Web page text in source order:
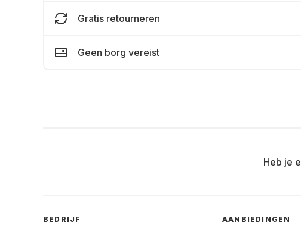
Gratis retourneren
Geen borg vereist
Heb je
BEDRIJF AANBIEDINGEN